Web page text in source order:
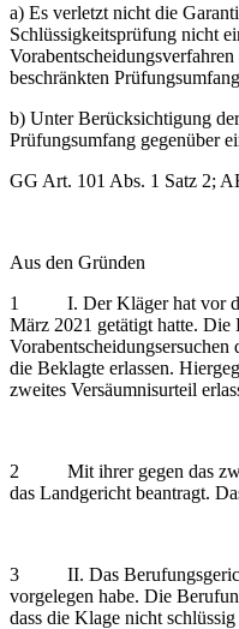
a) Es verletzt nicht die
Schlüssigkeitsprüfung nicht
beschränkten
b) Unter Berücksichtigung
Prüfungsumfang gegenüber
GG Art. 101 Abs. 1 Satz 2;
Aus den Gründen
1 I. Der Kläger hat vor dem
März 2021 getätigt hatte. Die
die Beklagte erlassen.
zweites Versäumnisurteil
2 Mit ihrer gegen das zweite
das Landgericht beantragt.
3 II. Das Berufungsgericht
vorgelegen habe. Die
dass die Klage nicht